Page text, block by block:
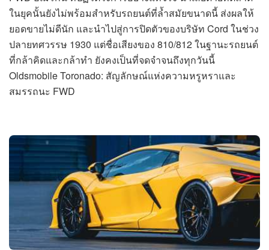
ในยุคนั้นยังไม่พร้อมสำหรับรถยนต์ที่ล้ำสมัยขนาดนี้ ส่งผลให้
ยอดขายไม่ดีนัก และนำไปสู่การปิดตัวของบริษัท Cord ในช่วง
ปลายทศวรรษ 1930 แต่ชื่อเสียงของ 810/812 ในฐานะรถยนต์
ที่กล้าคิดและกล้าทำ ยังคงเป็นที่จดจำจนถึงทุกวันนี้
Oldsmobile Toronado: สัญลักษณ์แห่งความหรูหราและ
สมรรถนะ FWD